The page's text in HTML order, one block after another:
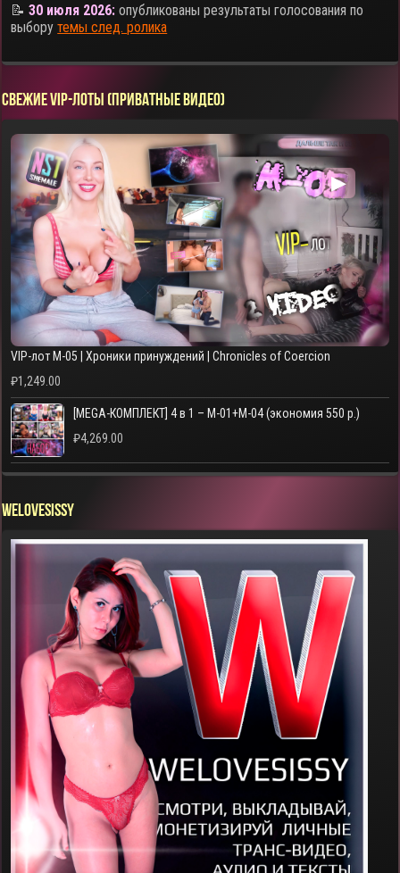
📝30 июля 2026: опубликованы результаты голосования по
выборутемы след. ролика
СВЕЖИЕ VIP-ЛОТЫ (ПРИВАТНЫЕ ВИДЕО)
▶
VIP-лот M-05 | Хроники принуждений | Chronicles of Coercion
₽1,249.00
[MEGA-КОМПЛЕКТ] 4 в 1 – M-01+M-04 (экономия 550 р.)
₽4,269.00
WELOVESISSY